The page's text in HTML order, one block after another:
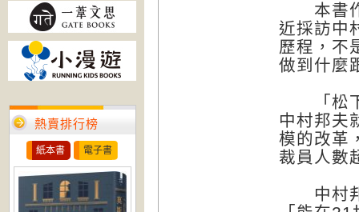
熱賣排行榜
紙本書 電子書
本書作
近採訪中
歷程，不
做到什麼
「松下
中村邦夫
模的改革
裁員人數
中村邦